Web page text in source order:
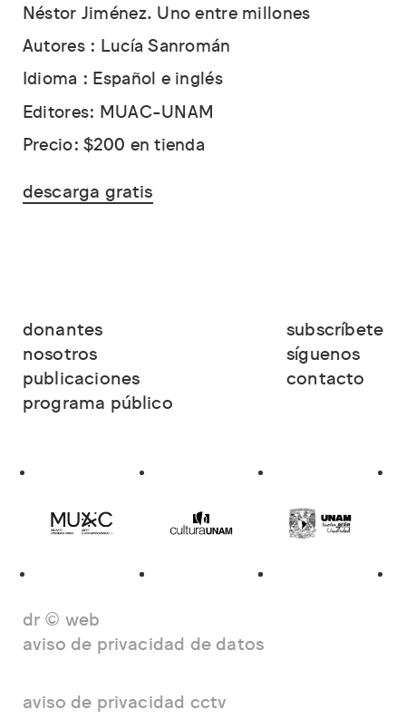
Néstor Jiménez. Uno entre millones
Autores : Lucía Sanromán
Idioma : Español e inglés
Editores: MUAC-UNAM
Precio: $200 en tienda
descarga gratis
donantes
nosotros
publicaciones
programa público
subscríbete
síguenos
contacto
dr © web
aviso de privacidad de datos
aviso de privacidad cctv